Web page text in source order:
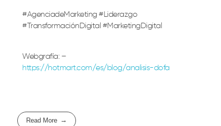
#AgenciadeMarketing #Liderazgo
#TransformaciónDigital #MarketingDigital
Webgrafía: –
https://hotmart.com/es/blog/analisis-dofa
Read More